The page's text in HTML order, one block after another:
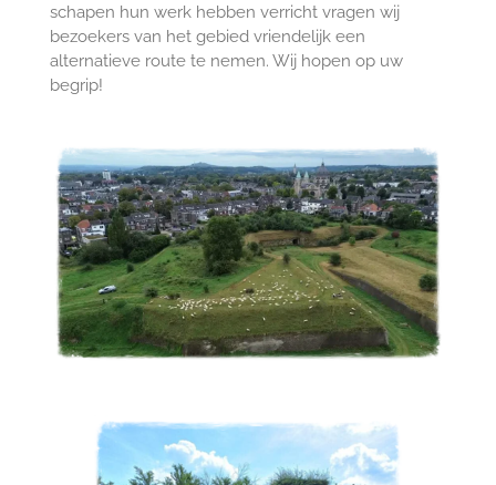
schapen hun werk hebben verricht vragen wij
bezoekers van het gebied vriendelijk een
alternatieve route te nemen. Wij hopen op uw
begrip!